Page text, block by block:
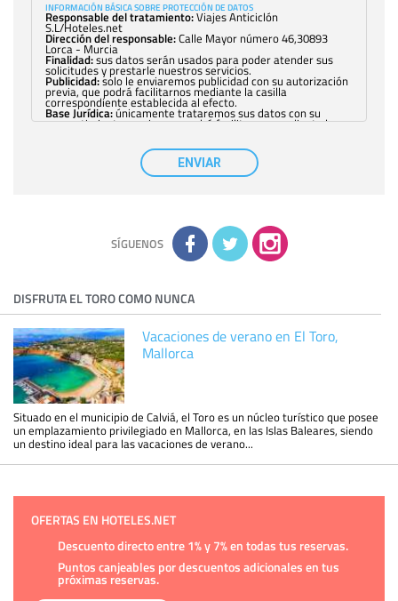
INFORMACIÓN BÁSICA SOBRE PROTECCIÓN DE DATOS
Responsable del tratamiento:Viajes Anticiclón
S.L/Hoteles.net
Dirección del responsable:Calle Mayor número 46,30893
Lorca - Murcia
Finalidad:sus datos serán usados para poder atender sus
solicitudes y prestarle nuestros servicios.
Publicidad:solo le enviaremos publicidad con su autorización
previa, que podrá facilitarnos mediante la casilla
correspondiente establecida al efecto.
Base Jurídica:únicamente trataremos sus datos con su
consentimiento previo, que podrá facilitarnos mediante la
con carácter general, sólo el personal de
nuestra entidad que esté debidamente autorizado podrá
tener conocimiento de la información que le pedimos. No se
comunicarán datos a terceros.
adicional y detallada sobre cómo tratamos sus datos en la
política de privacidad
ENVIAR
SÍGUENOS
DISFRUTA EL TORO COMO NUNCA
Vacaciones de verano en El Toro,
Mallorca
Situado en el municipio de Calviá, el Toro es un núcleo turístico que posee
un emplazamiento privilegiado en Mallorca, en las Islas Baleares, siendo
un destino ideal para las vacaciones de verano...
OFERTAS EN HOTELES.NET
Descuento directo entre 1% y 7% en todas tus reservas.
Puntos canjeables por descuentos adicionales en tus
próximas reservas.